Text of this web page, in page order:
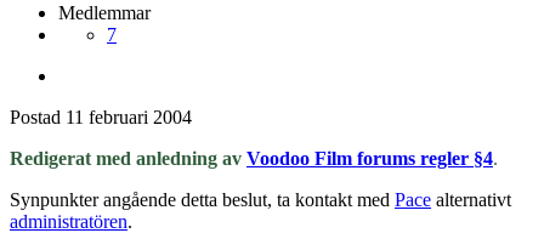
Medlemmar
7
Postad 11 februari 2004
Redigerat med anledning av Voodoo Film forums regler §4.
Synpunkter angående detta beslut, ta kontakt med Pace alternativt
administratören.